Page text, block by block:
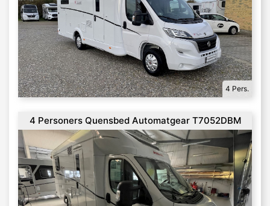
4 Pers.
4 Personers Quensbed Automatgear T7052DBM